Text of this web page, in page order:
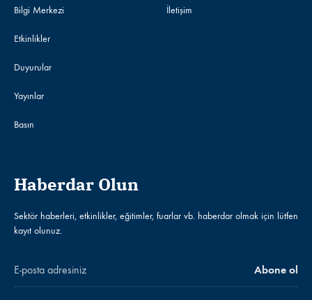
Bilgi Merkezi
Etkinlikler
Duyurular
Yayınlar
Basın
İletişim
Haberdar Olun
Sektör haberleri, etkinlikler, eğitimler, fuarlar vb. haberdar olmak için lütfen
kayıt olunuz.